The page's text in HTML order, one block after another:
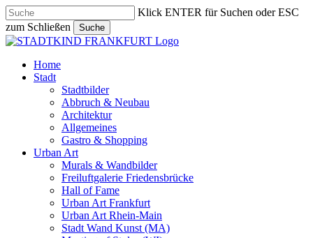
Skip
to
main
content
Klick ENTER für Suchen oder ESC
zum Schließen
Suche
Close
search
Menu
Home
Stadt
Stadtbilder
Abbruch & Neubau
Architektur
Allgemeines
Gastro & Shopping
Urban Art
Murals & Wandbilder
Freiluftgalerie Friedensbrücke
Hall of Fame
Urban Art Frankfurt
Urban Art Rhein-Main
Stadt Wand Kunst (MA)